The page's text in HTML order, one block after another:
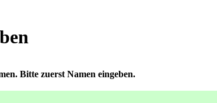
Bitte zuerst Namen eingeben.